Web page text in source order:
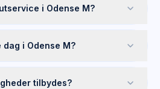
i Odense M?
dag i Odense M?
tilbydes?